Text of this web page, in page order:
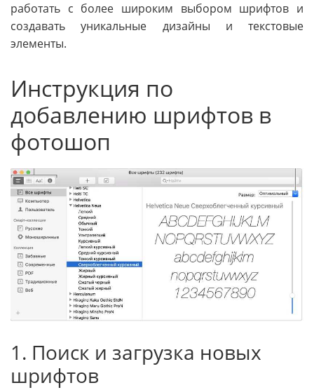
работать с более широким выбором шрифтов и
создавать уникальные дизайны и текстовые
элементы.
Инструкция по
добавлению шрифтов в
фотошоп
1. Поиск и загрузка новых
шрифтов